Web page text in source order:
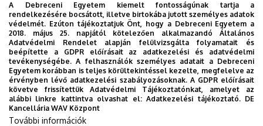
Bérces Sándor
Márton Alexandra
Lukács Katalin
Papp Enikő Ivett
Süveges Kristóf
Tóth Zsófia
A Debreceni Egyetem kiemelt fontosságúnak tartja a
rendelkezésére bocsátott, illetve birtokába jutott személyes adatok
védelmét. Ezúton tájékoztatjuk Önt, hogy a Debreceni Egyetem a
2018. május 25. napjától kötelezően alkalmazandó Általános
Adatvédelmi Rendelet alapján felülvizsgálta folyamatait és
beépítette a GDPR előírásait az adatkezelési és adatvédelmi
tevékenységébe. A felhasználók személyes adatait a Debreceni
Egyetem korábban is teljes körültekintéssel kezelte, megfelelve az
érvényben lévő adatkezelési szabályozásoknak. A GDPR előírásait
követve frissítettük Adatvédelmi Tájékoztatónkat, amelyet az
alábbi linkre kattintva olvashat el:Adatkezelési tájékoztató. DE
Kancellária WAV Központ
További információk